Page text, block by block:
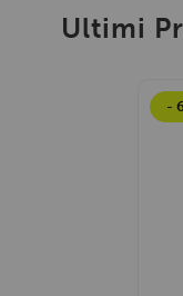
Ultimi
-